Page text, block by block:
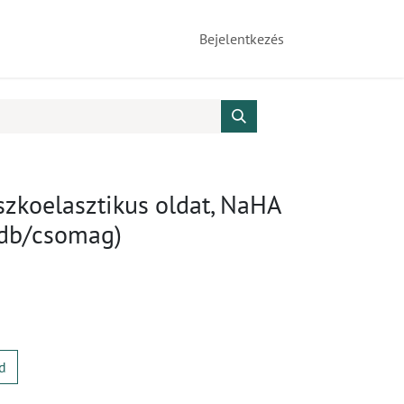
Bejelentkezés
oldat, NaHA
csomag)